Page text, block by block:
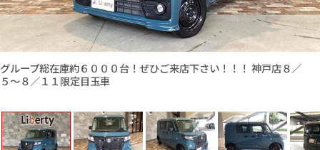
グループ総在庫約６０００台！ぜひご来店下さい！！！ 神戸店８／
５〜８／１１限定目玉車